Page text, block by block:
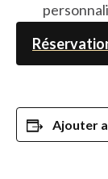
Ajouter